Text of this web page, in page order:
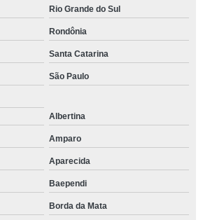
Rio Grande do Sul
Rondônia
Santa Catarina
São Paulo
Albertina
Amparo
Aparecida
Baependi
Borda da Mata